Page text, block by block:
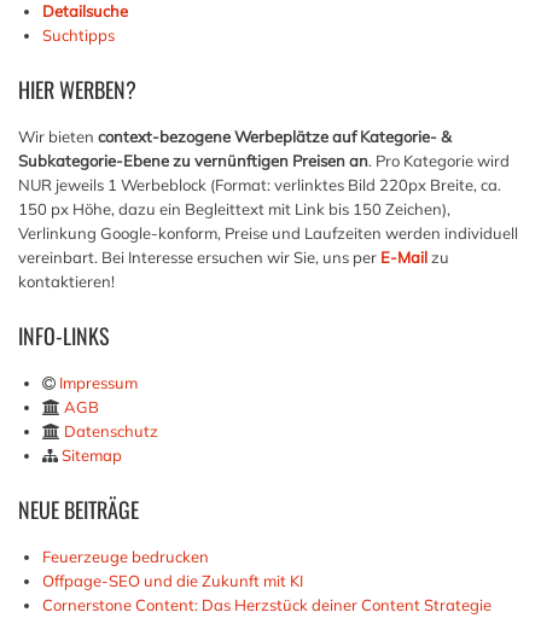
Detailsuche
Suchtipps
HIERWERBEN?
Wir bieten context-bezogene Werbeplätze auf Kategorie- &
Subkategorie-Ebene zu vernünftigen Preisen an. Pro Kategorie wird
NUR jeweils 1 Werbeblock (Format: verlinktes Bild 220px Breite, ca.
150 px Höhe, dazu ein Begleittext mit Link bis 150 Zeichen),
Verlinkung Google-konform, Preise und Laufzeiten werden individuell
vereinbart. Bei Interesse ersuchen wir Sie, uns per E-Mailzu
kontaktieren!
INFO-LINKS
Impressum
AGB
Datenschutz
Sitemap
NEUEBEITRÄGE
Feuerzeuge bedrucken
Offpage-SEO und die Zukunft mit KI
Cornerstone Content: Das Herzstück deiner Content Strategie